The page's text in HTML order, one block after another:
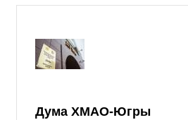
Дума ХМАО-Югры